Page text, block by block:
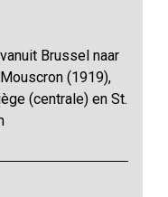
Brussel naar
(1919),
(centrale) en St.